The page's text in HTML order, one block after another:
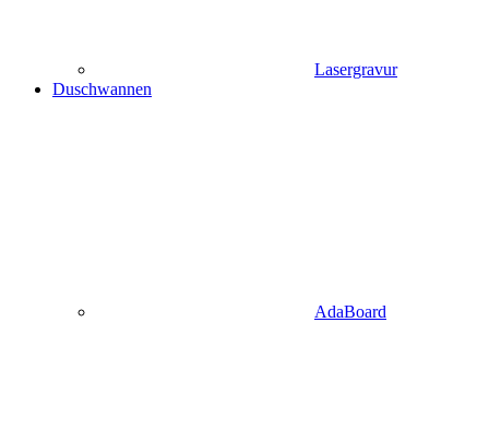
Lasergravur
Duschwannen
AdaBoard